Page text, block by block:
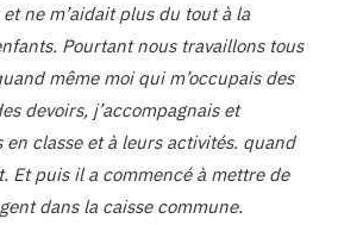
ne m’aidait plus du tout à la
Pourtant nous travaillons tous
même moi qui m’occupais des
devoirs, j’accompagnais et
en classe et à leurs activités. quand
Et puis il a commencé à mettre de
dans la caisse commune.